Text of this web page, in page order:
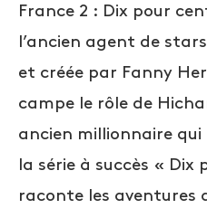
France 2 : Dix pour
l’ancien agent de
et créée par Fanny
campe le rôle de
ancien millionnaire qui
la série à succès « Dix
raconte les aventures